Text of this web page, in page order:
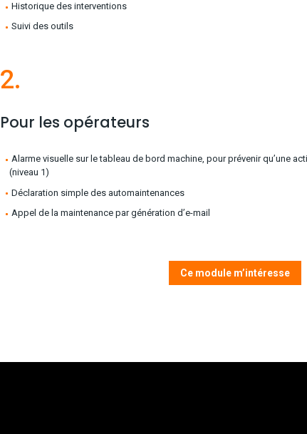
Historique des interventions
Suivi des outils
2.
Pour les opérateurs
Alarme visuelle sur le tableau de bord machine, pour prévenir qu’une
(niveau 1)
Déclaration simple des automaintenances
Appel de la maintenance par génération d’e-mail
Ce module m’intéresse